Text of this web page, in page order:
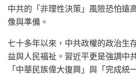
中共的「非理性決策」風險恐怕遠
像與準備。
七十多年以來，中共政權的政治生
益與人民福祉。習近平更是強調中
「中華民族偉大復興」與「完成統